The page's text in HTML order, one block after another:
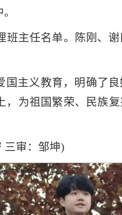
班主任名单。陈刚、
主义教育，明确了
为祖国繁荣、民族
三审：邹坤)